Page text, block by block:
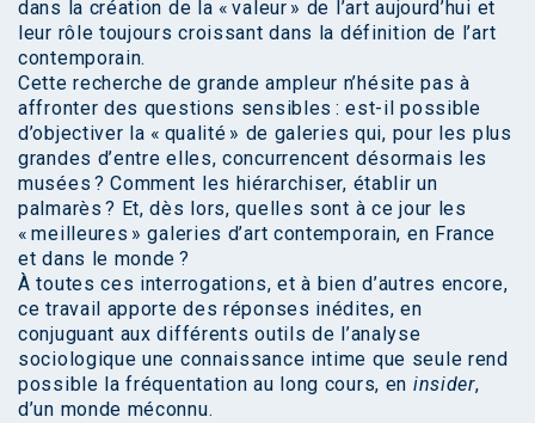
dans la création de la « valeur » de l’art aujourd’hui et
leur rôle toujours croissant dans la définition de l’art
contemporain.
Cette recherche de grande ampleur n’hésite pas à
affronter des questions sensibles : est-il possible
d’objectiver la « qualité » de galeries qui, pour les plus
grandes d’entre elles, concurrencent désormais les
musées ? Comment les hiérarchiser, établir un
palmarès ? Et, dès lors, quelles sont à ce jour les
« meilleures » galeries d’art contemporain, en France
et dans le monde ?
À toutes ces interrogations, et à bien d’autres encore,
ce travail apporte des réponses inédites, en
conjuguant aux différents outils de l’analyse
sociologique une connaissance intime que seule rend
possible la fréquentation au long cours, en insider,
d’un monde méconnu.